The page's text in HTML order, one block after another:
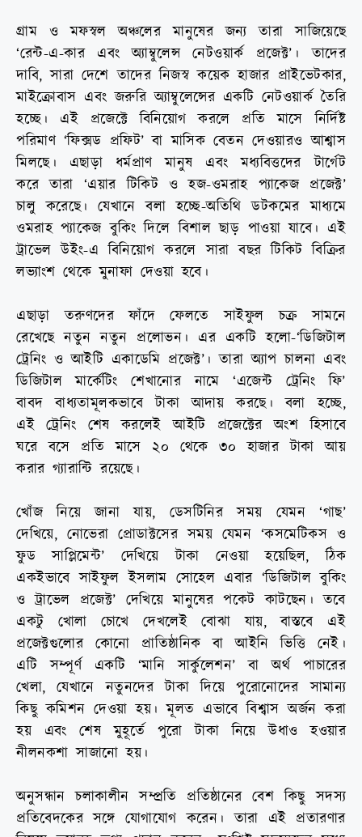
গ্রাম ও মফস্বল অঞ্চলের মানুষের জন্য তারা সাজিয়েছে
‘রেন্ট-এ-কার এবং অ্যাম্বুলেন্স নেটওয়ার্ক প্রজেক্ট’। তাদের
দাবি, সারা দেশে তাদের নিজস্ব কয়েক হাজার প্রাইভেটকার,
মাইক্রোবাস এবং জরুরি অ্যাম্বুলেন্সের একটি নেটওয়ার্ক তৈরি
হচ্ছে। এই প্রজেক্টে বিনিয়োগ করলে প্রতি মাসে নির্দিষ্ট
পরিমাণ ‘ফিক্সড প্রফিট’ বা মাসিক বেতন দেওয়ারও আশ্বাস
মিলছে। এছাড়া ধর্মপ্রাণ মানুষ এবং মধ্যবিত্তদের টার্গেট
করে তারা ‘এয়ার টিকিট ও হজ-ওমরাহ প্যাকেজ প্রজেক্ট’
চালু করেছে। যেখানে বলা হচ্ছে-অতিথি ডটকমের মাধ্যমে
ওমরাহ প্যাকেজ বুকিং দিলে বিশাল ছাড় পাওয়া যাবে। এই
ট্রাভেল উইং-এ বিনিয়োগ করলে সারা বছর টিকিট বিক্রির
লভ্যাংশ থেকে মুনাফা দেওয়া হবে।
এছাড়া তরুণদের ফাঁদে ফেলতে সাইফুল চক্র সামনে
রেখেছে নতুন নতুন প্রলোভন। এর একটি হলো-‘ডিজিটাল
ট্রেনিং ও আইটি একাডেমি প্রজেক্ট’। তারা অ্যাপ চালনা এবং
ডিজিটাল মার্কেটিং শেখানোর নামে ‘এজেন্ট ট্রেনিং ফি’
বাবদ বাধ্যতামূলকভাবে টাকা আদায় করছে। বলা হচ্ছে,
এই ট্রেনিং শেষ করলেই আইটি প্রজেক্টের অংশ হিসাবে
ঘরে বসে প্রতি মাসে ২০ থেকে ৩০ হাজার টাকা আয়
করার গ্যারান্টি রয়েছে।
খোঁজ নিয়ে জানা যায়, ডেসটিনির সময় যেমন ‘গাছ’
দেখিয়ে, নোভেরা প্রোডাক্টসের সময় যেমন ‘কসমেটিকস ও
ফুড সাপ্লিমেন্ট’ দেখিয়ে টাকা নেওয়া হয়েছিল, ঠিক
একইভাবে সাইফুল ইসলাম সোহেল এবার ‘ডিজিটাল বুকিং
ও ট্রাভেল প্রজেক্ট’ দেখিয়ে মানুষের পকেট কাটছেন। তবে
একটু খোলা চোখে দেখলেই বোঝা যায়, বাস্তবে এই
প্রজেক্টগুলোর কোনো প্রাতিষ্ঠানিক বা আইনি ভিত্তি নেই।
এটি সম্পূর্ণ একটি ‘মানি সার্কুলেশন’ বা অর্থ পাচারের
খেলা, যেখানে নতুনদের টাকা দিয়ে পুরোনোদের সামান্য
কিছু কমিশন দেওয়া হয়। মূলত এভাবে বিশ্বাস অর্জন করা
হয় এবং শেষ মুহূর্তে পুরো টাকা নিয়ে উধাও হওয়ার
নীলনকশা সাজানো হয়।
অনুসন্ধান চলাকালীন সম্প্রতি প্রতিষ্ঠানের বেশ কিছু সদস্য
প্রতিবেদকের সঙ্গে যোগাযোগ করেন। তারা এই প্রতারণার